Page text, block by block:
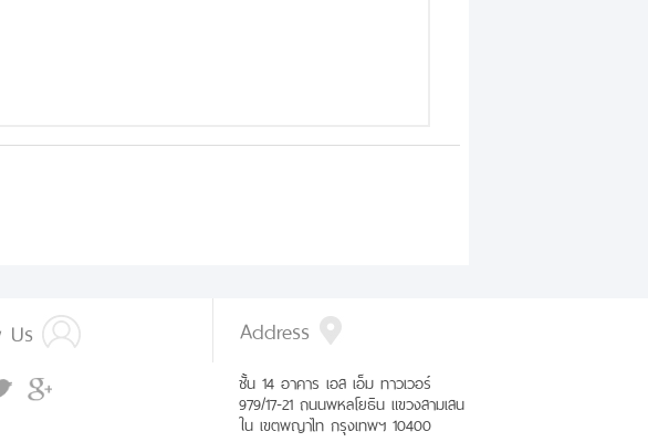
Us Address
ชั้น 14 อาคาร เอส เอ็ม ทาวเวอร์
979/17-21 ถนนพหลโยธิน แขวงสามเสน
ใน เขตพญาไท กรุงเทพฯ 10400